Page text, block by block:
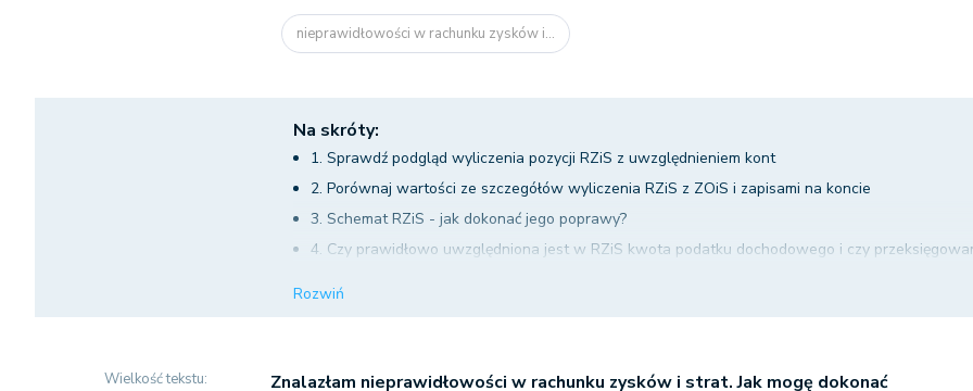
nieprawidłowości w rachunku zysków i...
Na skróty:
1. Sprawdź podgląd wyliczenia pozycji RZiS z uwzględnieniem kont
2. Porównaj wartości ze szczegółów wyliczenia RZiS z ZOiS i zapisami na koncie
3. Schemat RZiS - jak dokonać jego poprawy?
4. Czy prawidłowo uwzględniona jest w RZiS kwota podatku dochodowego i czy
Rozwiń
Wielkość tekstu:
Znalazłam nieprawidłowości w rachunku zysków i strat. Jak mogę dokonać